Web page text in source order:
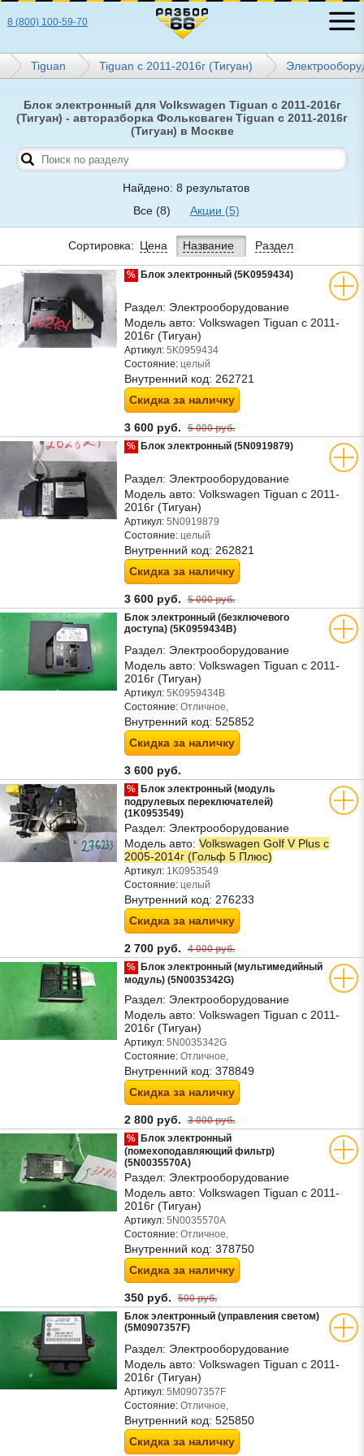
8 (800) 100-59-70
Tiguan Tiguan с 2011-2016г (Тигуан)
Блок электронный для Volkswagen Tiguan с 2011-2016г
(Тигуан) - авторазборка Фольксваген Tiguan с 2011-2016г
(Тигуан) в Москве
Найдено: 8 результатов
Все (8) Акции (5)
Сортировка: Цена Название Раздел
% Блок электронный (5K0959434)
Раздел: Электрооборудование
Модель авто: Volkswagen Tiguan с 2011-
2016г (Тигуан)
Артикул: 5K0959434
Состояние: целый
Внутренний код: 262721
Скидка за наличку
3 600 руб. 5 000 руб.
% Блок электронный (5N0919879)
Раздел: Электрооборудование
Модель авто: Volkswagen Tiguan с 2011-
2016г (Тигуан)
Артикул: 5N0919879
Состояние: целый
Внутренний код: 262821
Скидка за наличку
3 600 руб. 5 000 руб.
Блок электронный (безключевого
доступа) (5K0959434B)
Раздел: Электрооборудование
Модель авто: Volkswagen Tiguan с 2011-
2016г (Тигуан)
Артикул: 5K0959434B
Состояние: Отличное,
Внутренний код: 525852
Скидка за наличку
3 600 руб.
% Блок электронный (модуль
подрулевых переключателей)
(1K0953549)
Раздел: Электрооборудование
Модель авто: Volkswagen Golf V Plus с
2005-2014г (Гольф 5 Плюс)
Артикул: 1K0953549
Состояние: целый
Внутренний код: 276233
Скидка за наличку
2 700 руб. 4 000 руб.
% Блок электронный (мультимедийный
модуль) (5N0035342G)
Раздел: Электрооборудование
Модель авто: Volkswagen Tiguan с 2011-
2016г (Тигуан)
Артикул: 5N0035342G
Состояние: Отличное,
Внутренний код: 378849
Скидка за наличку
2 800 руб. 3 000 руб.
% Блок электронный
(помехоподавляющий фильтр)
(5N0035570A)
Раздел: Электрооборудование
Модель авто: Volkswagen Tiguan с 2011-
2016г (Тигуан)
Артикул: 5N0035570A
Состояние: Отличное,
Внутренний код: 378750
Скидка за наличку
350 руб. 500 руб.
Блок электронный (управления светом)
(5M0907357F)
Раздел: Электрооборудование
Модель авто: Volkswagen Tiguan с 2011-
2016г (Тигуан)
Артикул: 5M0907357F
Состояние: Отличное,
Внутренний код: 525850
Скидка за наличку